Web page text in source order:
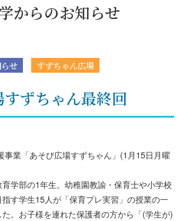
からのお知らせ
せ すずちゃん広場
ずちゃん最終回
事業「あそび広場すずちゃん」(1月15日月曜
学部の1年生。幼稚園教諭・保育士や小学校
す学生15人が「保育プレ実習」の授業の一
。お子様を連れた保護者の方から「(学生が)